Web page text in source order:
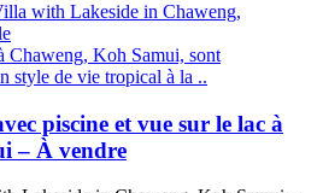
Chaweng, Koh Samui, sont
style de vie tropical à la ..
piscine et vue sur le lac à
– À vendre